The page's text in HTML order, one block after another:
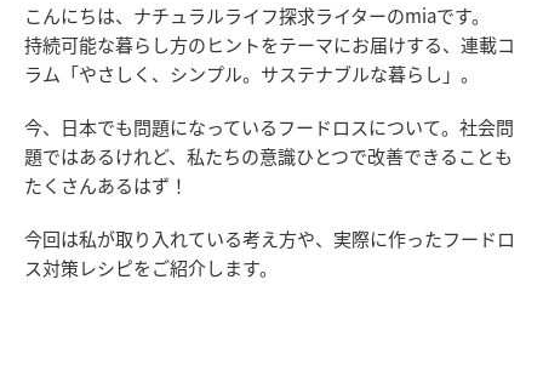
こんにちは、ナチュラルライフ探求ライターのmiaです。
持続可能な暮らし方のヒントをテーマにお届けする、連載コ
ラム「やさしく、シンプル。サステナブルな暮らし」。
今、日本でも問題になっているフードロスについて。社会問
題ではあるけれど、私たちの意識ひとつで改善できることも
たくさんあるはず！
今回は私が取り入れている考え方や、実際に作ったフードロ
ス対策レシピをご紹介します。